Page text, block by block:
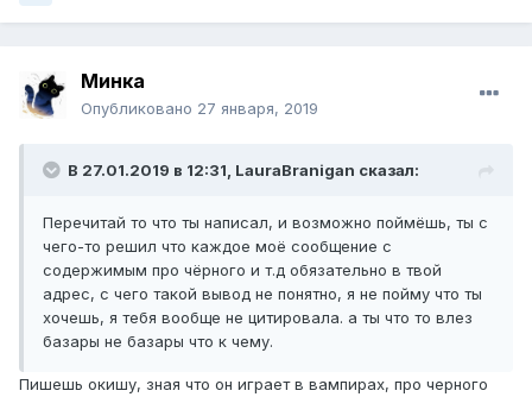
Минка
Опубликовано 27 января, 2019
В 27.01.2019 в 12:31, LauraBranigan сказал:
Перечитай то что ты написал, и возможно поймёшь, ты с
чего-то решил что каждое моё сообщение с
содержимым про чёрного и т.д обязательно в твой
адрес, с чего такой вывод не понятно, я не пойму что ты
хочешь, я тебя вообще не цитировала. а ты что то влез
базары не базары что к чему.
Пишешь окишу, зная что он играет в вампирах, про черного